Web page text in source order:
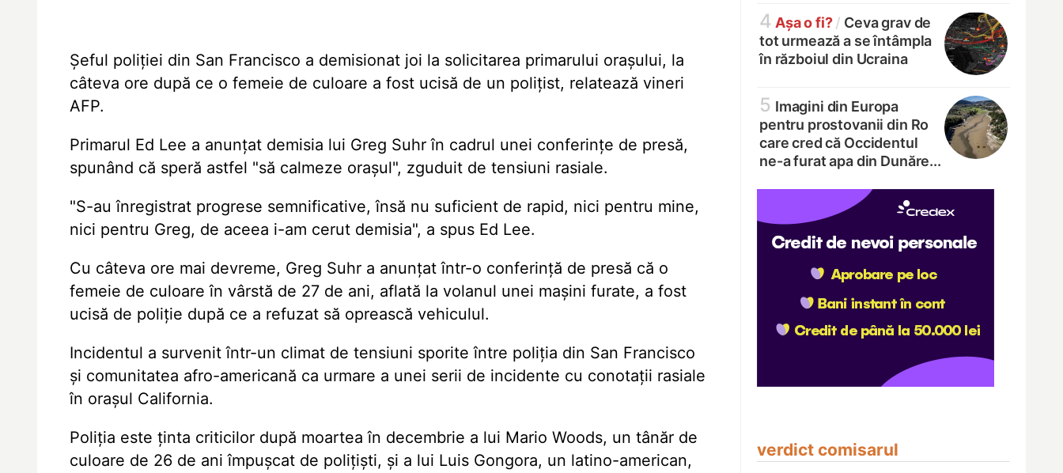
4 Așa o fi? / Ceva grav de
tot urmează a se întâmpla
în războiul din Ucraina
5 Imagini din Europa
pentru prostovanii din Ro
care cred că Occidentul
ne-a furat apa din Dunăre...
verdict comisarul
Șeful poliției din San Francisco a demisionat joi la solicitarea primarului orașului, la
câteva ore după ce o femeie de culoare a fost ucisă de un polițist, relatează vineri
AFP.
Primarul Ed Lee a anunțat demisia lui Greg Suhr în cadrul unei conferințe de presă,
spunând că speră astfel "să calmeze orașul", zguduit de tensiuni rasiale.
"S-au înregistrat progrese semnificative, însă nu suficient de rapid, nici pentru mine,
nici pentru Greg, de aceea i-am cerut demisia", a spus Ed Lee.
Cu câteva ore mai devreme, Greg Suhr a anunțat într-o conferință de presă că o
femeie de culoare în vârstă de 27 de ani, aflată la volanul unei mașini furate, a fost
ucisă de poliție după ce a refuzat să oprească vehiculul.
Incidentul a survenit într-un climat de tensiuni sporite între poliția din San Francisco
și comunitatea afro-americană ca urmare a unei serii de incidente cu conotații rasiale
în orașul California.
Poliția este ținta criticilor după moartea în decembrie a lui Mario Woods, un tânăr de
culoare de 26 de ani împușcat de polițiști, și a lui Luis Gongora, un latino-american,